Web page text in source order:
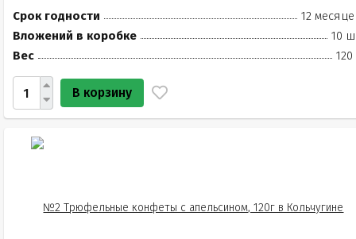
Срок годности
12
Вложений в коробке
10
Вес
120
В корзину